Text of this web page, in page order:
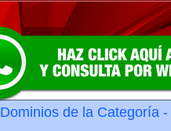
Dominios de la Categoría -